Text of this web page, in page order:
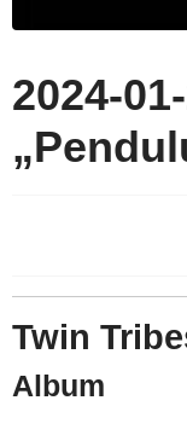
2024-
Twin
Album